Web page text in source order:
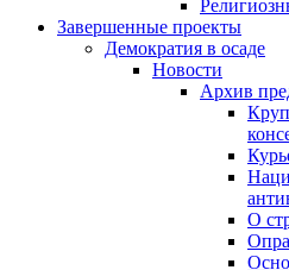
Завершенные проекты
Демократия в осаде
Новости
Архив
О